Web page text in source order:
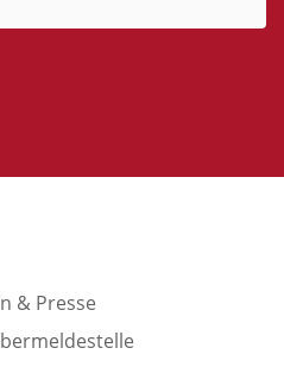
& Presse